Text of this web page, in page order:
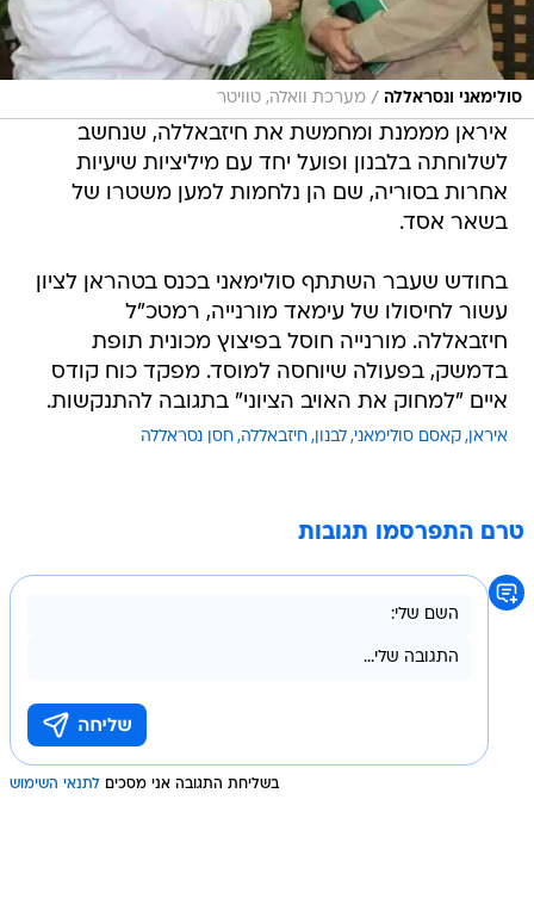
סולימאני ונסראללה / מערכת וואלה, טוויטר
איראן מממנת ומחמשת את חיזבאללה, שנחשב
לשלוחתה בלבנון ופועל יחד עם מיליציות שיעיות
אחרות בסוריה, שם הן נלחמות למען משטרו של
בשאר אסד.
בחודש שעבר השתתף סולימאני בכנס בטהראן לציון
עשור לחיסולו של עימאד מורנייה, רמטכ"ל
חיזבאללה. מורנייה חוסל בפיצוץ מכונית תופת
בדמשק, בפעולה שיוחסה למוסד. מפקד כוח קודס
איים "למחוק את האויב הציוני" בתגובה להתנקשות.
איראן קאסם סולימאני לבנון חיזבאללה חסן נסראללה
טרם התפרסמו תגובות
בשליחת התגובה אני מסכים לתנאי השימוש